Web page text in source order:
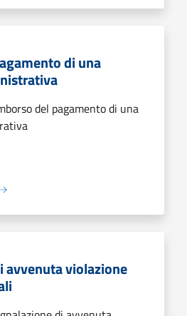
di una
del pagamento di una
avvenuta violazione